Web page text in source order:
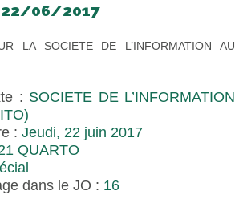
22/06/2017
LA SOCIETE DE L’INFORMATION AU
: SOCIETE DE L’INFORMATION
: Jeudi, 22 juin 2017
QUARTO
dans le JO : 16